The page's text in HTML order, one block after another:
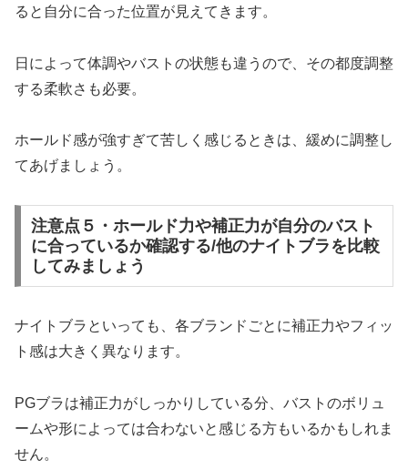
ると自分に合った位置が見えてきます。
日によって体調やバストの状態も違うので、その都度調整
する柔軟さも必要。
ホールド感が強すぎて苦しく感じるときは、緩めに調整し
てあげましょう。
注意点５・ホールド力や補正力が自分のバスト
に合っているか確認する/他のナイトブラを比較
してみましょう
ナイトブラといっても、各ブランドごとに補正力やフィッ
ト感は大きく異なります。
PGブラは補正力がしっかりしている分、バストのボリュ
ームや形によっては合わないと感じる方もいるかもしれま
せん。